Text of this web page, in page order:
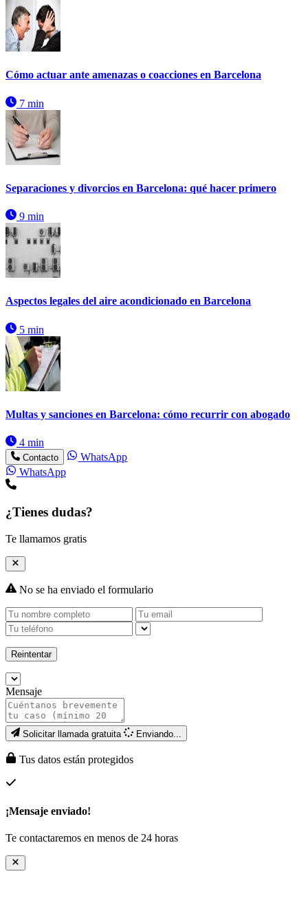
Cómo actuar ante amenazas o coacciones en Barcelona
7 min
Separaciones y divorcios en Barcelona: qué hacer primero
9 min
Aspectos legales del aire acondicionado en Barcelona
5 min
Multas y sanciones en Barcelona: cómo recurrir con abogado
4 min
Contacto
WhatsApp
WhatsApp
¿Tienes dudas?
Te llamamos gratis
No se ha enviado el formulario
Reintentar
Mensaje
Solicitar llamada gratuita Enviando...
Tus datos están protegidos
¡Mensaje enviado!
Te contactaremos en menos de 24 horas